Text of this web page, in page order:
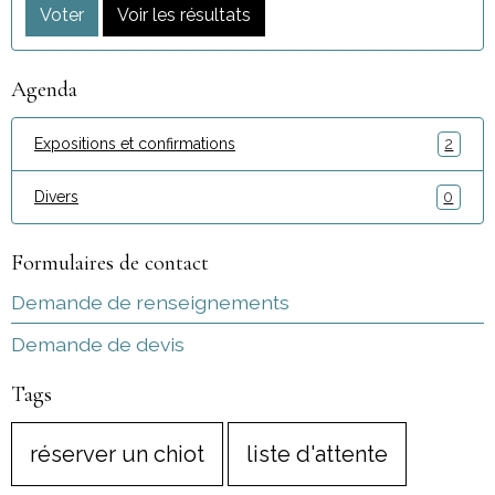
Voter Voir les résultats
Agenda
Expositions et confirmations 2
Divers 0
Formulaires de contact
Demande de renseignements
Demande de devis
Tags
réserver un chiot liste d'attente